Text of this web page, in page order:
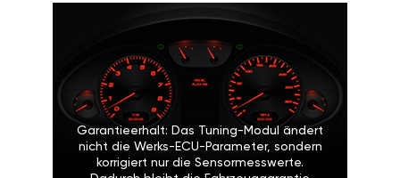
Garantieerhalt: Das Tuning-Modul ändert
nicht die Werks-ECU-Parameter, sondern
korrigiert nur die Sensormesswerte.